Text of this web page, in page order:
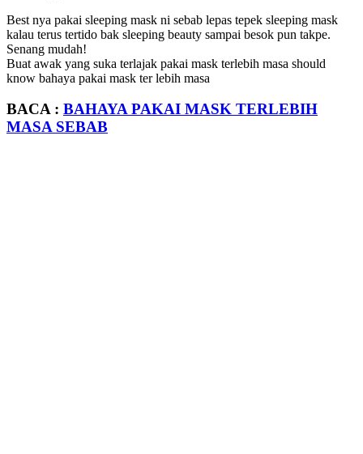
Best nya pakai sleeping mask ni sebab lepas tepek sleeping mask
kalau terus tertido bak sleeping beauty sampai besok pun takpe.
Senang mudah!
Buat awak yang suka terlajak pakai mask terlebih masa should
know bahaya pakai mask ter lebih masa
BACA : BAHAYA PAKAI MASK TERLEBIH
MASA SEBAB